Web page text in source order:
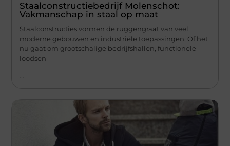
Staalconstructiebedrijf Molenschot:
Vakmanschap in staal op maat
Staalconstructies vormen de ruggengraat van veel
moderne gebouwen en industriële toepassingen. Of het
nu gaat om grootschalige bedrijfshallen, functionele
loodsen